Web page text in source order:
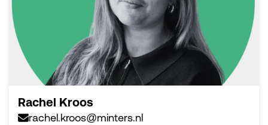
Rachel Kroos
rachel.kroos@minters.nl